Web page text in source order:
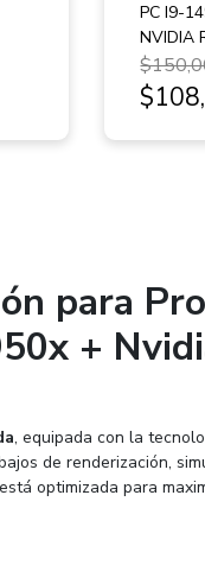
PC I9-
NVIDIA
para
+
, equipada con la
de renderización,
optimizada para